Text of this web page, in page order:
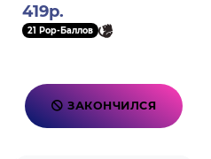
419р.
21 Pop-Баллов
ЗАКОНЧИЛСЯ